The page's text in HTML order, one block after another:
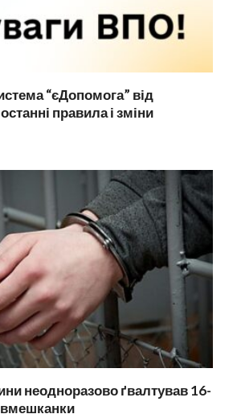
“єДопомога” від
правила і зміни
неодноразово ґвалтував 16-